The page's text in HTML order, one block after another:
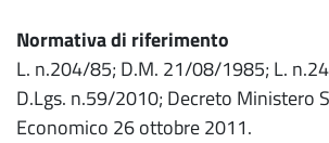
Normativa di riferimento
L. n.204/85; D.M. 21/08/1985; L.
D.Lgs. n.59/2010; Decreto Ministero
Economico 26 ottobre 2011.